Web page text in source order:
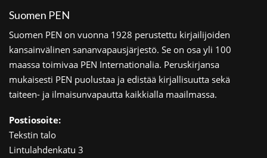
Suomen PEN
Suomen PEN on vuonna 1928 perustettu kirjailijoiden
kansainvälinen sananvapausjärjestö. Se on osa yli 100
maassa toimivaa PEN Internationalia. Peruskirjansa
mukaisesti PEN puolustaa ja edistää kirjallisuutta sekä
taiteen- ja ilmaisunvapautta kaikkialla maailmassa.
Postiosoite:
Tekstin talo
Lintulahdenkatu 3